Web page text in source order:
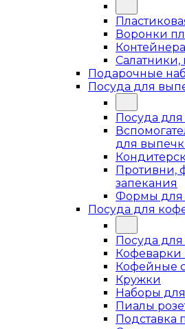
Воронки
Контейнера
Салатники,
Подарочные
Посуда для
Посуда
для
Противни,
запекания
Формы для
Посуда для
Посуда
Кофеварки
Кофейные
Кружки
Наборы
Пиалы
Подставка